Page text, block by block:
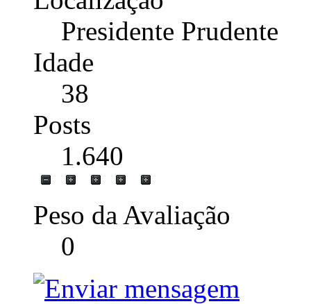
Presidente Prudente
Idade
38
Posts
1.640
Peso da Avaliação
0